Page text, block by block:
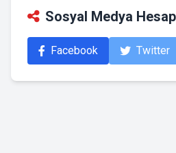
Sosyal Medya
Facebook Twitter